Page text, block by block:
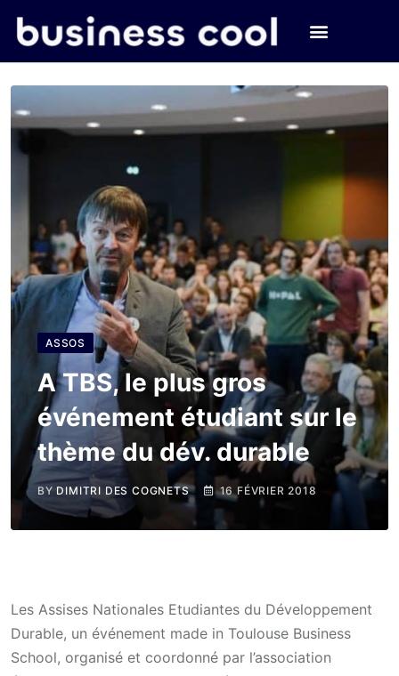
ASSOS
A TBS, le plus gros
événement étudiant sur le
thème du dév. durable
BY DIMITRI DES COGNETS 16 FÉVRIER 2018
Les Assises Nationales Etudiantes du Développement
Durable, un événement made in Toulouse Business
School, organisé et coordonné par l’association